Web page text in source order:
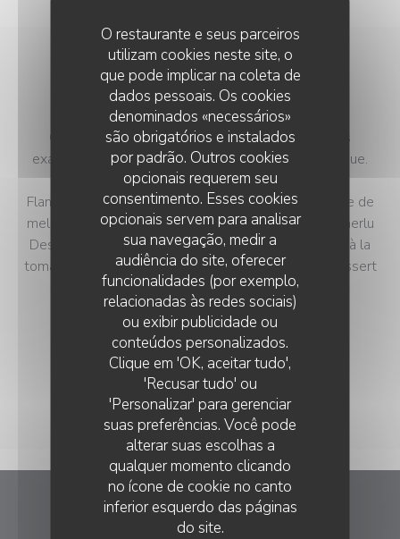
O restaurante e seus parceiros
utilizam cookies neste site, o
que pode implicar na coleta de
dados pessoais. Os cookies
denominados «necessários»
são obrigatórios e instalados
por padrão. Outros cookies
opcionais requerem seu
consentimento. Esses cookies
opcionais servem para analisar
sua navegação, medir a
audiência do site, oferecer
funcionalidades (por exemplo,
relacionadas às redes sociais)
ou exibir publicidade ou
conteúdos personalizados.
Clique em 'OK, aceitar tudo',
'Recusar tudo' ou
'Personalizar' para gerenciar
suas preferências. Você pode
alterar suas escolhas a
qualquer momento clicando
no ícone de cookie no canto
inferior esquerdo das páginas
do site.
MENU SEMAINE
Ces plats sont des suggestions et ne seront pas
exactement les plats proposés le jour de votre venue.
Assiette de charcuterie
Flan d'aubergine, coulis de tomate et basilic Assiette de
melon et jambon cru *** Rouille de seiche Aïoli de merlu
Dessus de palette, sauce roquefort Sauté de bœuf à la
tomate et aux olives Sauté de veau forestier *** Dessert
au choix *** 1/4 vin et café compris
21,00 EUR
Le Chene Blanc